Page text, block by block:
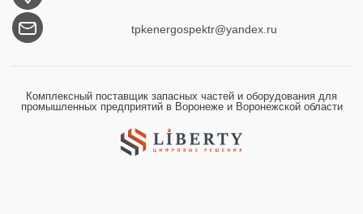
tpkenergospektr@yandex.ru
Комплексный поставщик запасных частей и оборудования для
промышленных предприятий в Воронеже и Воронежской области